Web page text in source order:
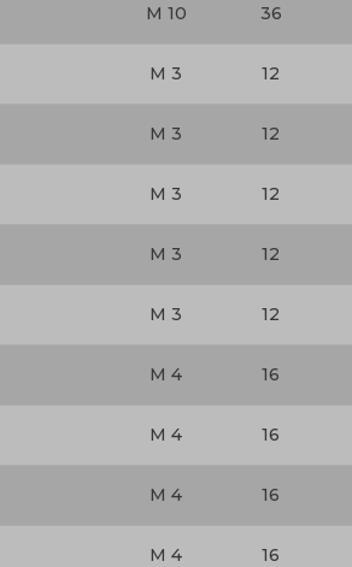
M 10 36
M 3 12
M 3 12
M 3 12
M 3 12
M 3 12
M 4 16
M 4 16
M 4 16
M 4 16